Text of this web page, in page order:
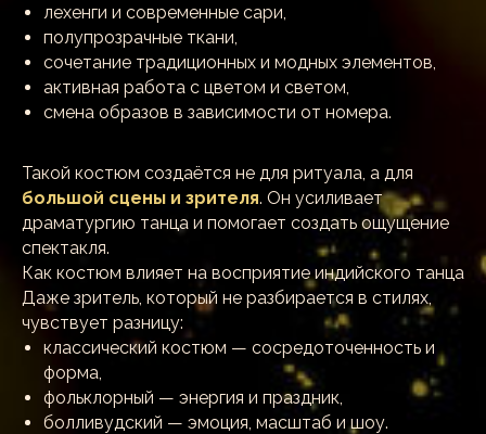
лехенги и современные сари,
полупрозрачные ткани,
сочетание традиционных и модных элементов,
активная работа с цветом и светом,
смена образов в зависимости от номера.
Такой костюм создаётся не для ритуала, а для
большой сцены и зрителя. Он усиливает
драматургию танца и помогает создать ощущение
спектакля.
Как костюм влияет на восприятие индийского танца
Даже зритель, который не разбирается в стилях,
чувствует разницу:
классический костюм — сосредоточенность и
форма,
фольклорный — энергия и праздник,
болливудский — эмоция, масштаб и шоу.